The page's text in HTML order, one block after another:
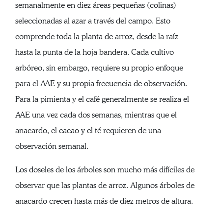
semanalmente en diez áreas pequeñas (colinas)
seleccionadas al azar a través del campo. Esto
comprende toda la planta de arroz, desde la raíz
hasta la punta de la hoja bandera. Cada cultivo
arbóreo, sin embargo, requiere su propio enfoque
para el AAE y su propia frecuencia de observación.
Para la pimienta y el café generalmente se realiza el
AAE una vez cada dos semanas, mientras que el
anacardo, el cacao y el té requieren de una
observación semanal.
Los doseles de los árboles son mucho más difíciles de
observar que las plantas de arroz. Algunos árboles de
anacardo crecen hasta más de diez metros de altura.